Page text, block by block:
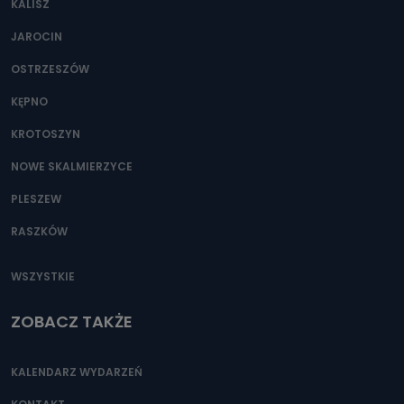
Można to zrobić pod numerem telefonu 62 735-51-05 lub
KALISZ
JAROCIN
OSTRZESZÓW
KĘPNO
KROTOSZYN
NOWE SKALMIERZYCE
PLESZEW
RASZKÓW
WSZYSTKIE
ZOBACZ TAKŻE
KALENDARZ WYDARZEŃ